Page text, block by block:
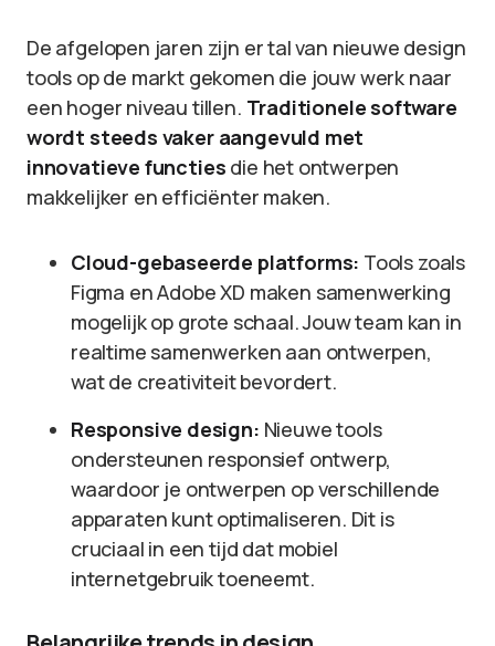
De afgelopen jaren zijn er tal van nieuwe design
tools op de markt gekomen die jouw werk naar
een hoger niveau tillen. Traditionele software
wordt steeds vaker aangevuld met
innovatieve functies die het ontwerpen
makkelijker en efficiënter maken.
Cloud-gebaseerde platforms: Tools zoals
Figma en Adobe XD maken samenwerking
mogelijk op grote schaal. Jouw team kan in
realtime samenwerken aan ontwerpen,
wat de creativiteit bevordert.
Responsive design: Nieuwe tools
ondersteunen responsief ontwerp,
waardoor je ontwerpen op verschillende
apparaten kunt optimaliseren. Dit is
cruciaal in een tijd dat mobiel
internetgebruik toeneemt.